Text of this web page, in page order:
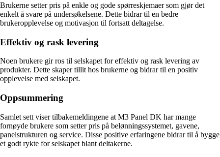
Brukerne setter pris på enkle og gode spørreskjemaer som gjør det
enkelt å svare på undersøkelsene. Dette bidrar til en bedre
brukeropplevelse og motivasjon til fortsatt deltagelse.
Effektiv og rask levering
Noen brukere gir ros til selskapet for effektiv og rask levering av
produkter. Dette skaper tillit hos brukerne og bidrar til en positiv
opplevelse med selskapet.
Oppsummering
Samlet sett viser tilbakemeldingene at M3 Panel DK har mange
fornøyde brukere som setter pris på belønningssystemet, gavene,
panelstrukturen og service. Disse positive erfaringene bidrar til å bygge
et godt rykte for selskapet blant deltakerne.